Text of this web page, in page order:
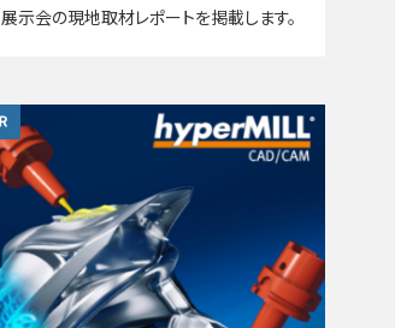
展示会の現地取材レポートを掲載します。